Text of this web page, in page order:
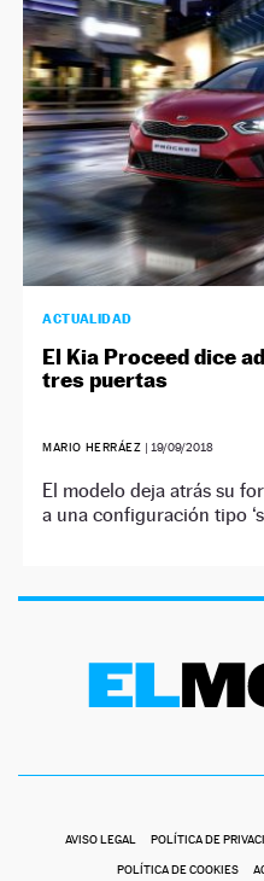
ACTUALIDAD
El Kia Proceed dice
tres puertas
MARIO HERRÁEZ | 19/09/2018
El modelo deja atrás su
a una configuración tipo
AVISO LEGAL POLÍTICA DE
POLÍTICA DE COOKIES